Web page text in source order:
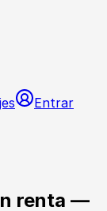
Entrar
renta —